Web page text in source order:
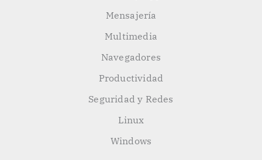
Mensajería
Multimedia
Navegadores
Productividad
Seguridad y Redes
Linux
Windows